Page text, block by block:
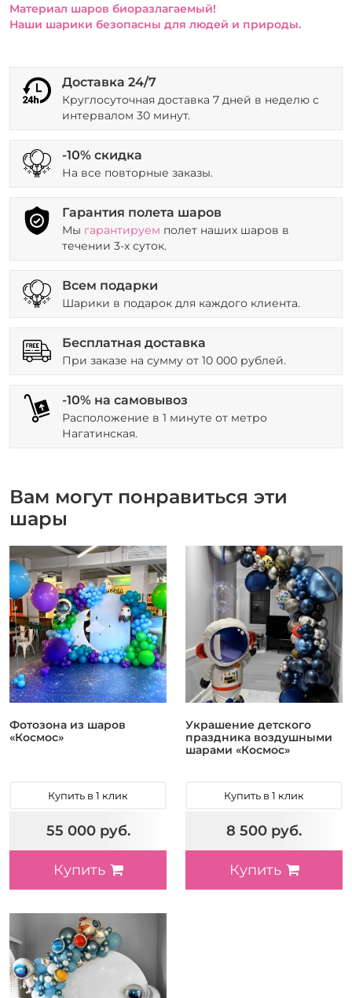
Материал шаров биоразлагаемый!
Наши шарики безопасны для людей и природы.
Доставка 24/7
Круглосуточная доставка 7 дней в неделю с
интервалом 30 минут.
-10% скидка
На все повторные заказы.
Гарантия полета шаров
Мы гарантируем полет наших шаров в
течении 3-х суток.
Всем подарки
Шарики в подарок для каждого клиента.
Бесплатная доставка
При заказе на сумму от 10 000 рублей.
-10% на самовывоз
Расположение в 1 минуте от метро
Нагатинская.
Вам могут понравиться эти
шары
Фотозона из шаров
«Космос»
Купить в 1 клик
55 000 руб.
Купить
Украшение детского
праздника воздушными
шарами «Космос»
Купить в 1 клик
8 500 руб.
Купить